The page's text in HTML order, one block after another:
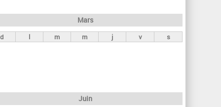
r
c
Mars
d l m m j v s
Juin